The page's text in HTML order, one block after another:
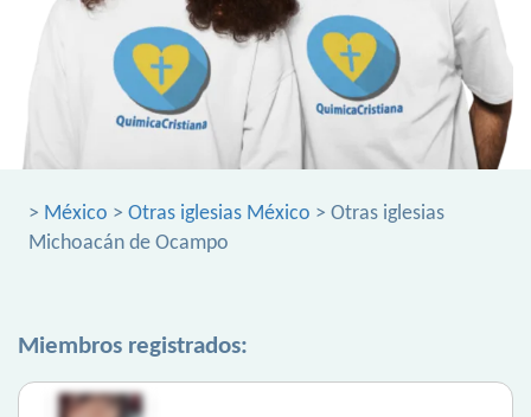
> México > Otras iglesias México > Otras iglesias
Michoacán de Ocampo
Miembros registrados: